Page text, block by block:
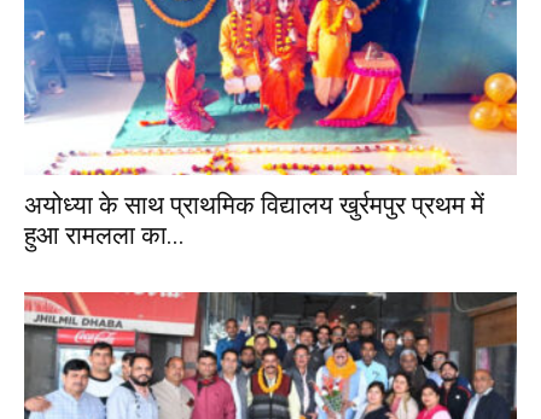
अयोध्या के साथ प्राथमिक विद्यालय खुर्रमपुर प्रथम में
हुआ रामलला का...